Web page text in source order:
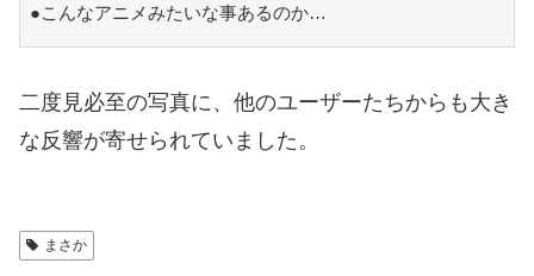
●こんなアニメみたいな事あるのか…
二度見必至の写真に、他のユーザーたちからも大き
な反響が寄せられていました。
まさか